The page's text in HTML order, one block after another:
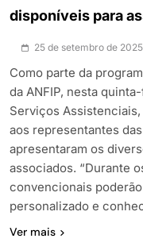
disponíveis para
25 de setembro de 2025
Como parte da
da ANFIP, nesta
Serviços
aos representantes
apresentaram os
associados. “Durante
convencionais
personalizado e
Ver mais